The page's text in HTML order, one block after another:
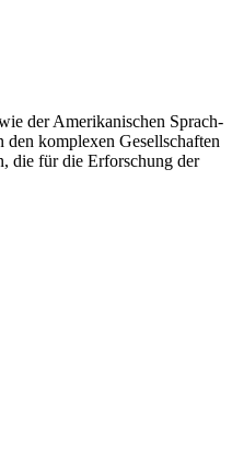
der Amerikanischen Sprach-
komplexen Gesellschaften
die für die Erforschung der